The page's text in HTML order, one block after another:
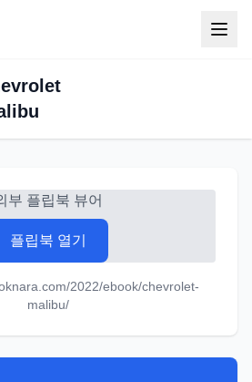
부 플립북 뷰어
플립북 열기
2022/ebook/chevrolet-
malibu/